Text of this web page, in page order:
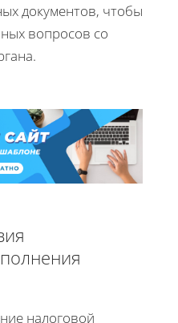
документов, чтобы
вопросов со
налоговой